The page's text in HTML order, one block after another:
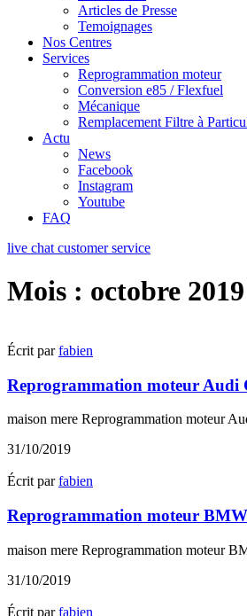
Articles de Presse
Temoignages
Nos Centres
Services
Reprogrammation moteur
Conversion e85 / Flexfuel
Mécanique
Remplacement Filtre à
Actu
News
Facebook
Instagram
Youtube
FAQ
live chat customer service
Mois : octobre 2019
Écrit parfabien
Reprogrammation moteur Audi
maison mere Reprogrammation moteur
31/10/2019
Écrit parfabien
Reprogrammation moteur
maison mere Reprogrammation moteur
31/10/2019
Écrit parfabien